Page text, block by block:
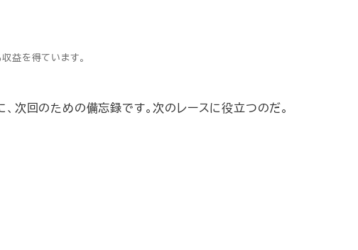
益を得ています。
次回のための備忘録です。次のレースに役立つのだ。